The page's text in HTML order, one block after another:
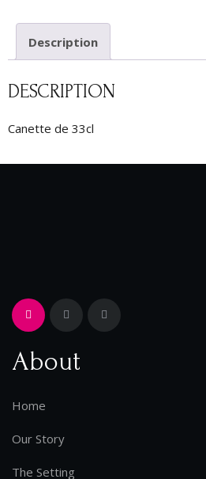
Description
DESCRIPTION
Canette de 33cl
About
Home
Our Story
The Setting